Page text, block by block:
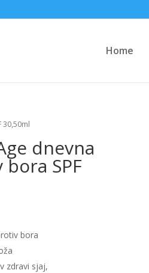
Home
dnevna
SPF
bora
zdravi sjaj,